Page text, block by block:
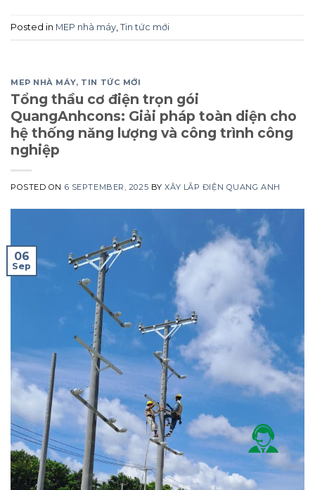
Posted in MEP nhà máy Tin tức mới
MEP NHÀ MÁY, TIN TỨC MỚI
Tổng thầu cơ điện trọn gói
QuangAnhcons: Giải pháp toàn diện cho
hệ thống năng lượng và công trình công
nghiệp
POSTED ON 6 SEPTEMBER, 2025 BYXÂY LẮP ĐIỆN QUANG ANH
06
Sep